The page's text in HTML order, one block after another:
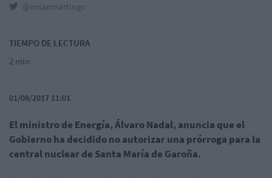
@msanmartingc
TIEMPO DE LECTURA
2 min
01/08/2017 11:01
El ministro de Energía, Álvaro Nadal, anuncia que el
Gobierno ha decidido no autorizar una prórroga para la
central nuclear de Santa María de Garoña.